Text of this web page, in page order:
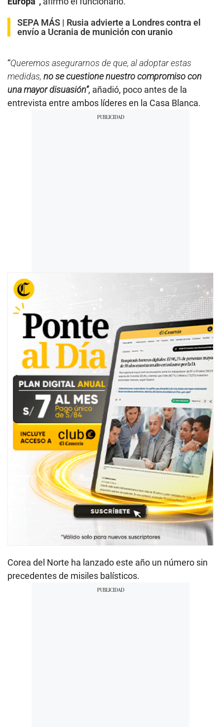
SEPA MÁS | Rusia advierte a Londres contra el
envío a Ucrania de munición con uranio
“Queremos asegurarnos de que, al adoptar estas
medidas, no se cuestione nuestro compromiso con
una mayor disuasión”, añadió, poco antes de la
entrevista entre ambos líderes en la Casa Blanca.
Corea del Norte ha lanzado este año un número sin
precedentes de misiles balísticos.